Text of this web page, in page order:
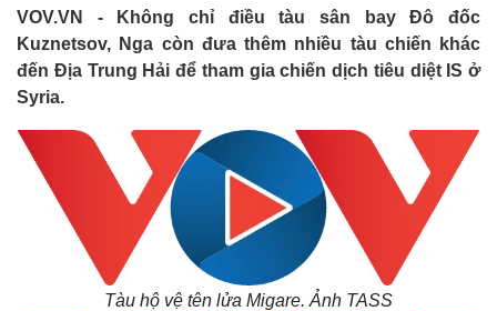
Việc làm
Biển đảo
VOV.VN - Không chỉ điều tàu sân bay Đô đốc
Kuznetsov, Nga còn đưa thêm nhiều tàu chiến khác
đến Địa Trung Hải để tham gia chiến dịch tiêu diệt IS ở
Syria.
Tàu hộ vệ tên lửa Migare. Ảnh TASS